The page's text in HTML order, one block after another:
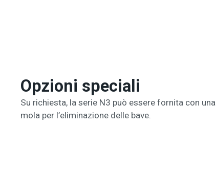
Opzioni speciali
Su richiesta, la serie N3 può essere fornita con una
mola per l’eliminazione delle bave.